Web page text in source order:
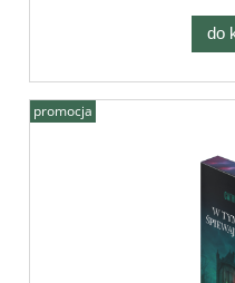
do
promocja